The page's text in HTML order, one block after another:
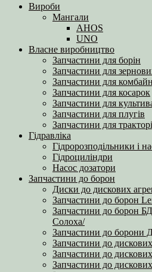
Вироби
Мангали
AHOS
UNO
Власне виробництво
Запчастини для борін
Запчастини для
Запчастини для
Запчастини для косарок
Запчастини для
Запчастини для плугів
Запчастини для
Гідравліка
Гідророзподільники і
Гідроциліндри
Насос дозатори
Запчастини до борон
Диски до дискових
Запчастини до борон
Запчастини до борон
Солоха/
Запчастини до борони
Запчастини до
Запчастини до
Запчастини до